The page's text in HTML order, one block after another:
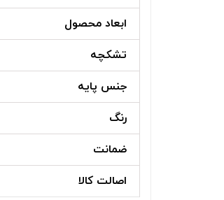
ابعاد محصول
تشکچه
جنس پایه
رنگ
ضمانت
اصالت کالا